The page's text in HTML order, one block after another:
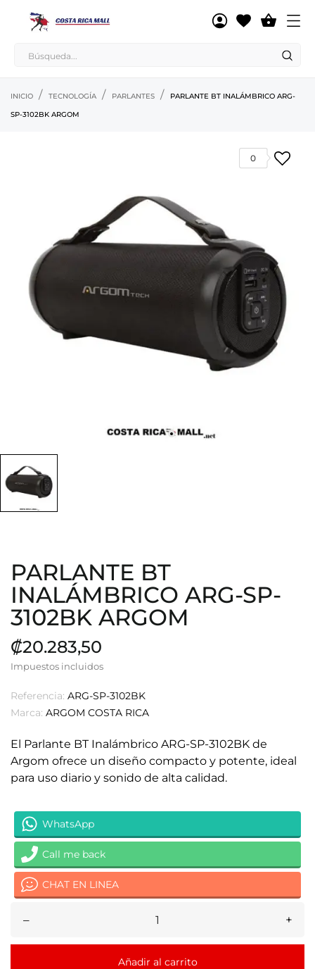

INICIO TECNOLOGÍA PARLANTES
PARLANTE BT INALÁMBRICO ARG-
SP-3102BK ARGOM
0
PARLANTE BT
INALÁMBRICO ARG-SP-
3102BK ARGOM
₡20.283,50
Impuestos incluidos
Referencia: ARG-SP-3102BK
Marca: ARGOM COSTA RICA
El Parlante BT Inalámbrico ARG-SP-3102BK de
Argom ofrece un diseño compacto y potente, ideal
para uso diario y sonido de alta calidad.
WhatsApp
Call me back
CHAT EN LINEA
– +
Añadir al carrito